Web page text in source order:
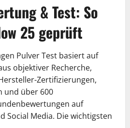
& Test: So
25 geprüft
Pulver Test basiert auf
objektiver Recherche,
Zertifizierungen,
und über 600
auf
Social Media. Die wichtigsten